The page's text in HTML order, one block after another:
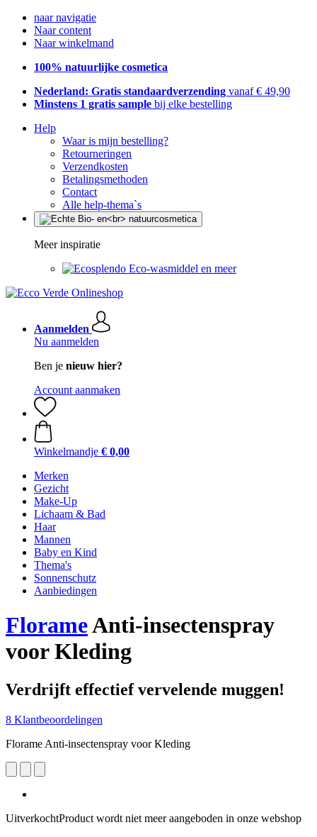
naar navigatie
Naar content
Naar winkelmand
100% natuurlijke cosmetica
Nederland: Gratis standaardverzending vanaf € 49,90
Minstens 1 gratis sample bij elke bestelling
Help
Waar is mijn bestelling?
Retourneringen
Verzendkosten
Betalingsmethoden
Contact
Alle help-thema`s
Meer inspiratie
Eco-wasmiddel en meer
Aanmelden
Nu aanmelden
Ben je nieuw hier?
Account aanmaken
Winkelmandje € 0,00
Merken
Gezicht
Make-Up
Lichaam & Bad
Haar
Mannen
Baby en Kind
Thema's
Sonnenschutz
Aanbiedingen
FlorameAnti-insectenspray
voor Kleding
Verdrijft effectief vervelende muggen!
8 Klantbeoordelingen
Florame Anti-insectenspray voor Kleding
UitverkochtProduct wordt niet meer aangeboden in onze webshop